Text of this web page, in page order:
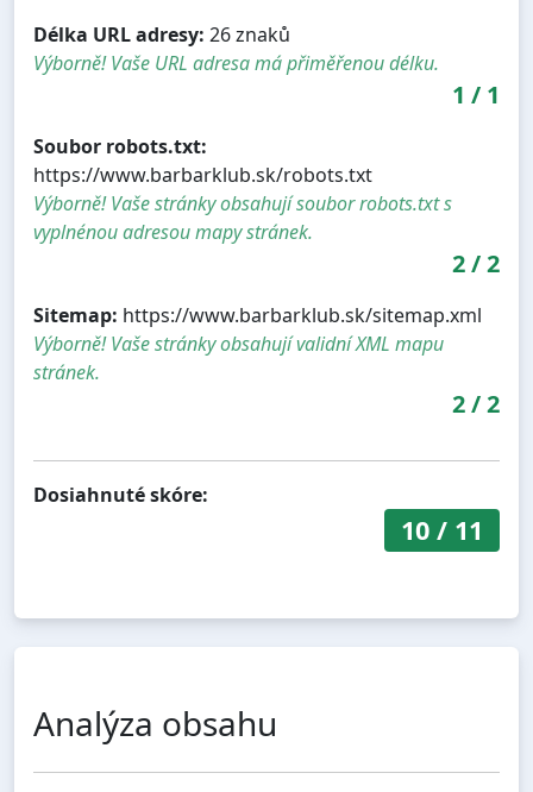
Délka URL adresy: 26 znaků
Výborně! Vaše URL adresa má přiměřenou délku.
1 / 1
Soubor robots.txt:
https://www.barbarklub.sk/robots.txt
Výborně! Vaše stránky obsahují soubor robots.txt s
vyplnénou adresou mapy stránek.
2/2
Sitemap: https://www.barbarklub.sk/sitemap.xml
Výborně! Vaše stránky obsahují validní XML mapu
stránek.
2/2
Dosiahnuté skóre:
10/ 11
Analýza obsahu